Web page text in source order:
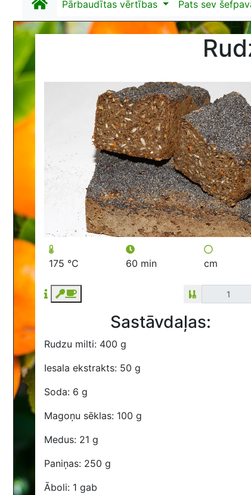
Pārbaudītas vērtības Pats sev
175 °C 60 min cm
Sastāvdaļas:
Rudzu milti: 400 g
Iesala ekstrakts: 50 g
Soda: 6 g
Magoņu sēklas: 100 g
Medus: 21 g
Paniņas: 250 g
Āboli: 1 gab